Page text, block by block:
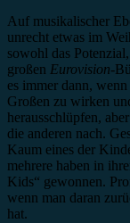
Auf musikalischer
unrecht etwas im
sowohl das
großen Eurovision-
es immer dann,
Großen zu wirken
herausschlüpfen,
die anderen nach.
Kaum eines der
mehrere haben in
Kids“ gewonnen.
wenn man daran
hat.